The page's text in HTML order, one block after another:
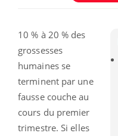
10 % à 20 % des
grossesses
humaines se
terminent par une
fausse couche au
cours du premier
trimestre. Si elles